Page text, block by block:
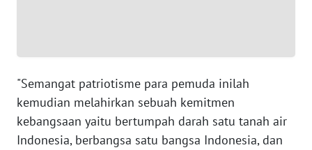
"Semangat patriotisme para pemuda inilah
kemudian melahirkan sebuah kemitmen
kebangsaan yaitu bertumpah darah satu tanah air
Indonesia, berbangsa satu bangsa Indonesia, dan
WN
RIAU